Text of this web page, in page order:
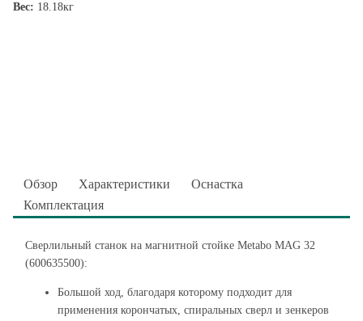
Вес: 18.18кг
Обзор Характеристики
Оснастка
Комплектация
Сверлильный станок на магнитной стойке Metabo MAG 32
(600635500):
Большой ход, благодаря которому подходит для
применения корончатых, спиральных сверл и зенкеров